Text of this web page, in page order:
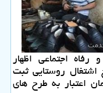
رفاه اجتماعی اظهار
در طرح اشتغال روستایی ثبت
میلیارد تومان اعتبار به طرح های